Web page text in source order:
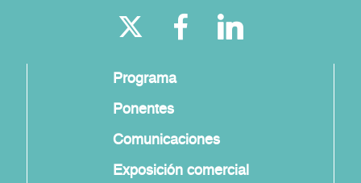
Programa
Ponentes
Comunicaciones
Exposición comercial